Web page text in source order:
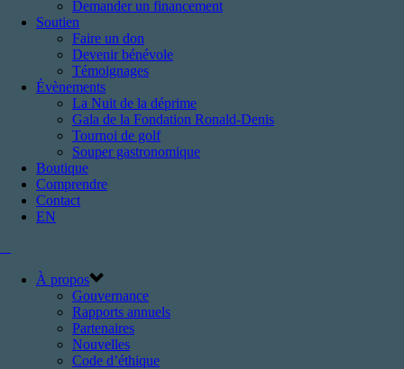
Demander un financement
Soutien
Faire un don
Devenir bénévole
Témoignages
Évènements
La Nuit de la déprime
Gala de la Fondation Ronald-Denis
Tournoi de golf
Souper gastronomique
Boutique
Comprendre
Contact
EN
À propos
Gouvernance
Rapports annuels
Partenaires
Nouvelles
Code d’éthique